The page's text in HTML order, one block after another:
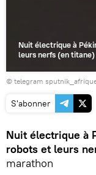
Nuit électrique à
leurs nerfs (en
© telegram
S'abonner
Nuit électrique à
robots et leurs
marathon